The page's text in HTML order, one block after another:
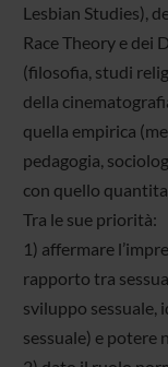
Lesbian Studies),
Race Theory e dei
(filosofia, studi
della
quella empirica
pedagogia,
con quello
Tra le sue priorità:
1) affermare
rapporto tra
sviluppo sessuale,
sessuale) e potere